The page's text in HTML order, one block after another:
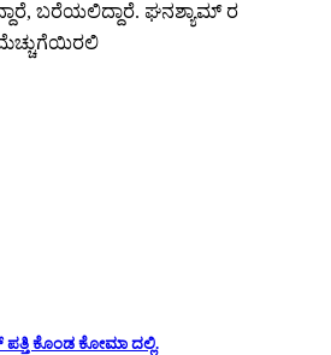
ಬರೆಯಲಿದ್ದಾರೆ. ಘನಶ್ಯಾಮ್ ರ
ಕೊಂಡ ಕೋಮಾ ದಲ್ಲಿ.